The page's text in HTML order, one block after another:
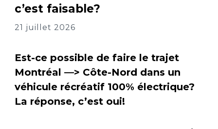
c’est faisable?
21 juillet 2026
Est-ce possible de faire le trajet
Montréal —> Côte-Nord dans un
véhicule récréatif 100% électrique?
La réponse, c’est oui!